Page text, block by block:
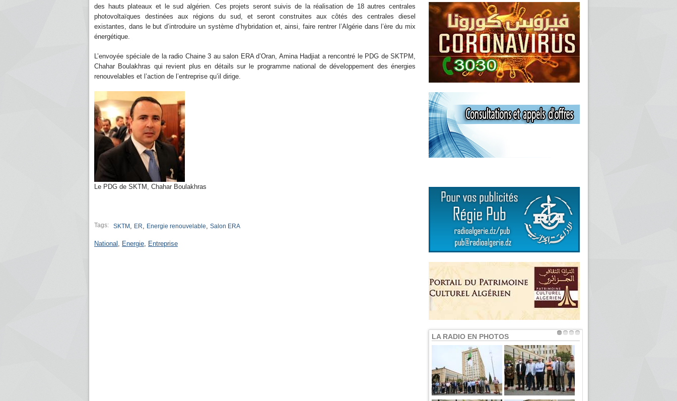
des hauts plateaux et le sud algérien. Ces projets seront suivis de la réalisation de 18 autres centrales
photovoltaïques destinées aux régions du sud, et seront construites aux côtés des centrales diesel
existantes, dans le but d’introduire un système d’hybridation et, ainsi, faire rentrer l’Algérie dans l’ère du mix
énergétique.
L’envoyée spéciale de la radio Chaine 3 au salon ERA d’Oran, Amina Hadjiat a rencontré le PDG de SKTPM,
Chahar Boulakhras qui revient plus en détails sur le programme national de développement des énergies
renouvelables et l’action de l’entreprise qu’il dirige.
Le PDG de SKTM, Chahar Boulakhras
Tags: SKTM , ER, Energie renouvelable, Salon ERA
National , Energie, Entreprise
LA RADIO EN PHOTOS